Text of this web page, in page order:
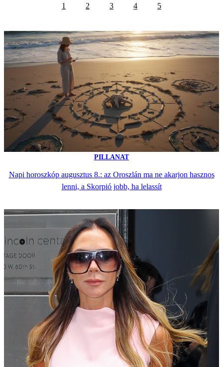
1 2 3 4 5
PILLANAT
Napi horoszkóp augusztus 8.: az Oroszlán ma ne akarjon hasznos
lenni, a Skorpió jobb, ha lelassít